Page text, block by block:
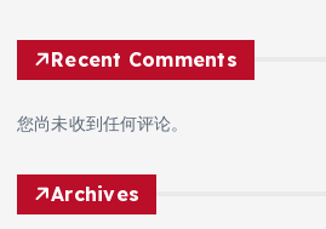
Recent Comments
您尚未收到任何评论。
Archives